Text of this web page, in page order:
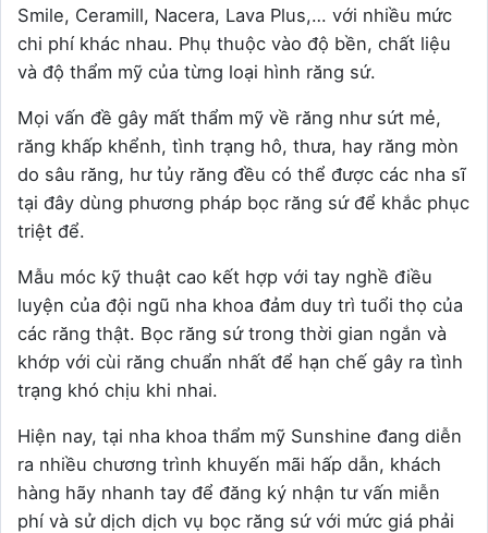
Smile, Ceramill, Nacera, Lava Plus,… với nhiều mức
chi phí khác nhau. Phụ thuộc vào độ bền, chất liệu
và độ thẩm mỹ của từng loại hình răng sứ.
Mọi vấn đề gây mất thẩm mỹ về răng như sứt mẻ,
răng khấp khểnh, tình trạng hô, thưa, hay răng mòn
do sâu răng, hư tủy răng đều có thể được các nha sĩ
tại đây dùng phương pháp bọc răng sứ để khắc phục
triệt để.
Mẫu móc kỹ thuật cao kết hợp với tay nghề điều
luyện của đội ngũ nha khoa đảm duy trì tuổi thọ của
các răng thật. Bọc răng sứ trong thời gian ngắn và
khớp với cùi răng chuẩn nhất để hạn chế gây ra tình
trạng khó chịu khi nhai.
Hiện nay, tại nha khoa thẩm mỹ Sunshine đang diễn
ra nhiều chương trình khuyến mãi hấp dẫn, khách
hàng hãy nhanh tay để đăng ký nhận tư vấn miễn
phí và sử dịch dịch vụ bọc răng sứ với mức giá phải